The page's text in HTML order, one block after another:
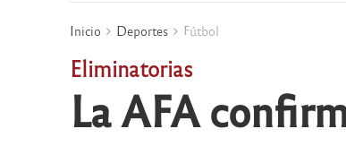
Inicio Deportes Fútbol
Eliminatorias
La AFA